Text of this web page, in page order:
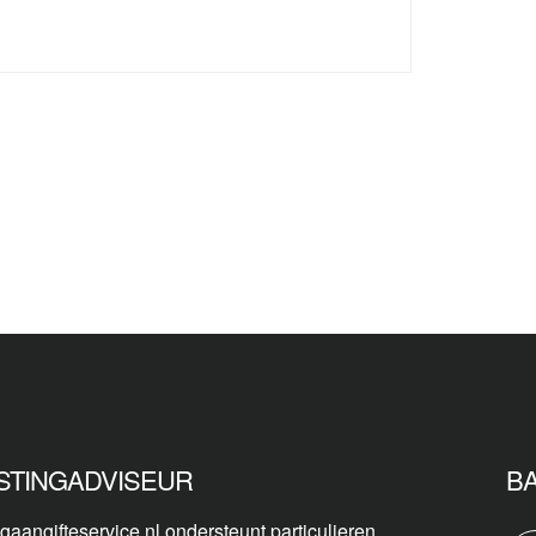
ondersteunt particulieren,